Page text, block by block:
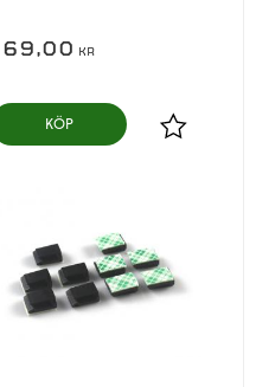
i favoriter
69,00 KR
Lägg till i
KÖP